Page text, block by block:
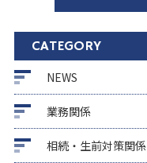
CATEGORY
NEWS
業務関係
相続・生前対策関係